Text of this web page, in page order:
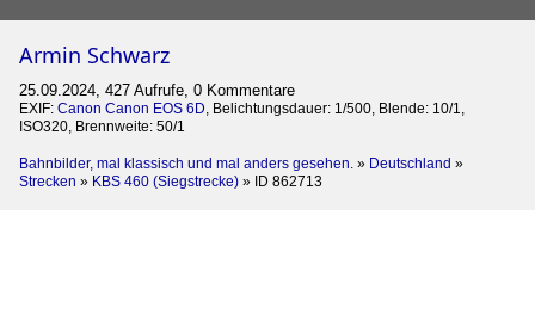
Armin Schwarz
25.09.2024, 427 Aufrufe, 0 Kommentare
EXIF: Canon Canon EOS 6D , Belichtungsdauer: 1/500, Blende: 10/1,
ISO320, Brennweite: 50/1
Bahnbilder, mal klassisch und mal anders gesehen. » Deutschland »
Strecken » KBS 460 (Siegstrecke) » ID 862713